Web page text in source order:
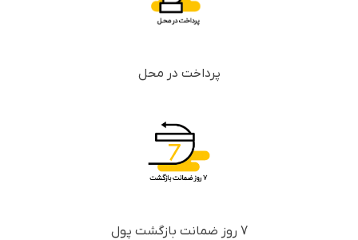
پرداخت در محل
7 روز ضمانت بازگشت پول